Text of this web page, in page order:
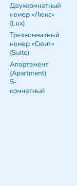
Двухкомнатный
номер «Люкс»
(Lux)
Трехкомнатный
номер «Сюит»
(Suite)
Апартамент
(Apartment)
5-
комнатный